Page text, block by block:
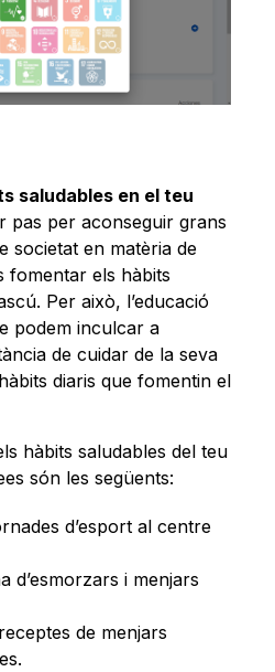
saludables en el teu
pas per aconseguir grans
societat en matèria de
fomentar els hàbits
Per això, l’educació
podem inculcar a
de cuidar de la seva
diaris que fomentin el
hàbits saludables del teu
són les següents:
d’esport al centre
d’esmorzars i menjars
de menjars